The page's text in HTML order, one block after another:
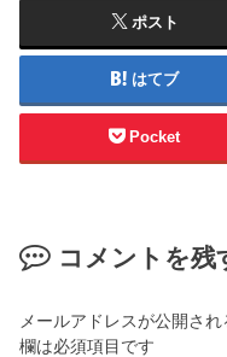
ポスト
はてブ
Pocket
コメントを残
メールアドレスが公開され
欄は必須項目です